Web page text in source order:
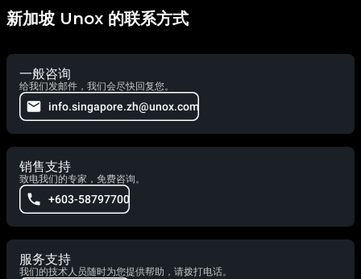
新加坡 Unox 的联系方式
一般咨询
给我们发邮件，我们会尽快回复您。
info.singapore.zh@unox.com
销售支持
致电我们的专家，免费咨询。
+603-58797700
服务支持
我们的技术人员随时为您提供帮助，请拨打电话。